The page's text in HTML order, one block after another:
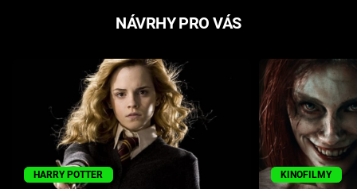
NÁVRHY PRO VÁS
HARRY POTTER KINOFILMY